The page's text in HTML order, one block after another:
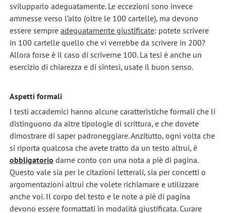
svilupparlo adeguatamente. Le eccezioni sono invece
ammesse verso l’alto (oltre le 100 cartelle), ma devono
essere sempre adeguatamente giustificate: potete scrivere
in 100 cartelle quello che vi verrebbe da scrivere in 200?
Allora forse è il caso di scriverne 100. La tesi è anche un
esercizio di chiarezza e di sintesi, usate il buon senso.
Aspetti formali
I testi accademici hanno alcune caratteristiche formali che li
distinguono da altre tipologie di scrittura, e che dovete
dimostrare di saper padroneggiare. Anzitutto, ogni volta che
si riporta qualcosa che avete tratto da un testo altrui, è
obbligatorio darne conto con una nota a piè di pagina.
Questo vale sia per le citazioni letterali, sia per concetti o
argomentazioni altrui che volete richiamare e utilizzare
anche voi. Il corpo del testo e le note a piè di pagina
devono essere formattati in modalità giustificata. Curare